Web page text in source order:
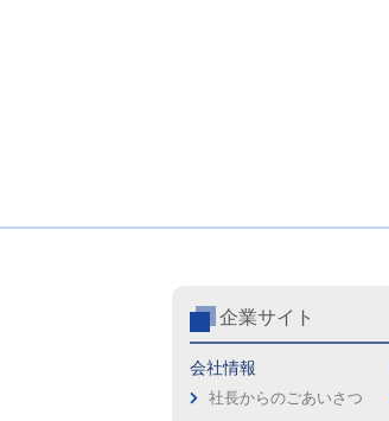
企業サイト
会社情報
社長からのごあいさつ